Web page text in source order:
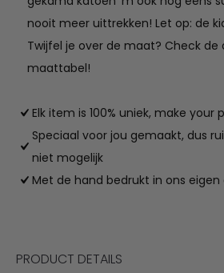
nooit meer uittrekken! Let op: de
Twijfel je over de maat? Check
maattabel!
Elk item is 100% uniek, make your
Speciaal voor jou gemaakt, dus
niet mogelijk
Met de hand bedrukt in ons eigen
PRODUCT DETAILS